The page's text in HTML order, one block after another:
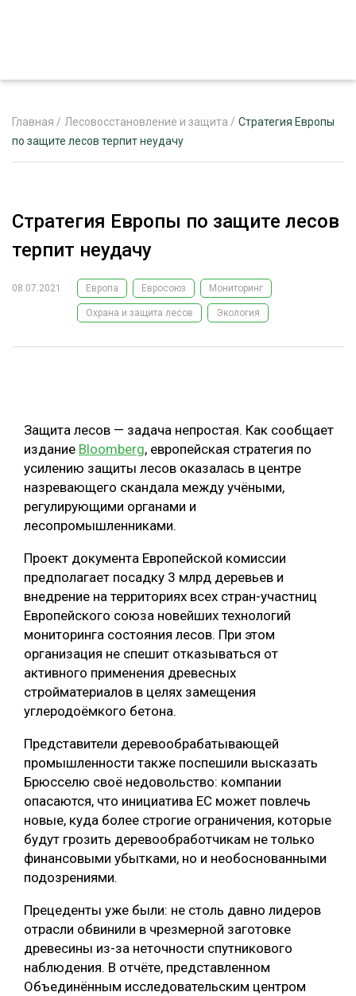
РЕКЛАМОДАТЕЛЯМ
ЛЕСНОЕ ХОЗЯЙСТВО
ЛЕСОЗАГОТОВКА
БИОЭНЕРГЕТИКА
ЛЕСОВОССТАНОВЛЕНИЕ И ЗАЩИТА
ЛОГИСТИКА
ПРОИЗВОДСТВО ДРЕВЕСНЫХ ПЛИТ
КОМПЛЕКСНАЯ ПЕРЕРАБОТКА
ЛЕСОПИЛЕНИЕ
ДЕРЕВЯННОЕ ДОМОСТРОЕНИЕ
БЕЗОПАСНОЕ ПРОИЗВОДСТВО
СОРТИРОВКА ДРЕВЕСИНЫ
СУШКА ДРЕВЕСИНЫ
МЕБЕЛЬНОЕ ПРОИЗВОДСТВО
ПОДБОРКИ СТАТЕЙ
Главная / Лесовосстановление и защита / Стратегия Европы
по защите лесов терпит неудачу
Стратегия Европы по защите лесов
терпит неудачу
08.07.2021 Европа Евросоюз Мониторинг
Охрана и защита лесов Экология
Защита лесов — задача непростая. Как сообщает
издание Bloomberg, европейская стратегия по
усилению защиты лесов оказалась в центре
назревающего скандала между учёными,
регулирующими органами и
лесопромышленниками.
Проект документа Европейской комиссии
предполагает посадку 3 млрд деревьев и
внедрение на территориях всех стран-участниц
Европейского союза новейших технологий
мониторинга состояния лесов. При этом
организация не спешит отказываться от
активного применения древесных
стройматериалов в целях замещения
углеродоёмкого бетона.
Представители деревообрабатывающей
промышленности также поспешили высказать
Брюсселю своё недовольство: компании
опасаются, что инициатива ЕС может повлечь
новые, куда более строгие ограничения, которые
будут грозить деревообработчикам не только
финансовыми убытками, но и необоснованными
подозрениями.
Прецеденты уже были: не столь давно лидеров
отрасли обвинили в чрезмерной заготовке
древесины из-за неточности спутникового
наблюдения. В отчёте, представленном
Объединённым исследовательским центром